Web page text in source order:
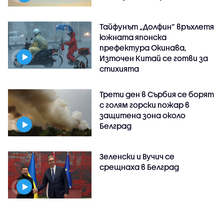
Тайфунът „Долфин” връхлетя
южната японска
префектура Окинава,
Източен Китай се готви за
стихията
Трети ден в Сърбия се борят
с голям горски пожар в
защитена зона около
Белград
Зеленски и Вучич се
срещнаха в Белград